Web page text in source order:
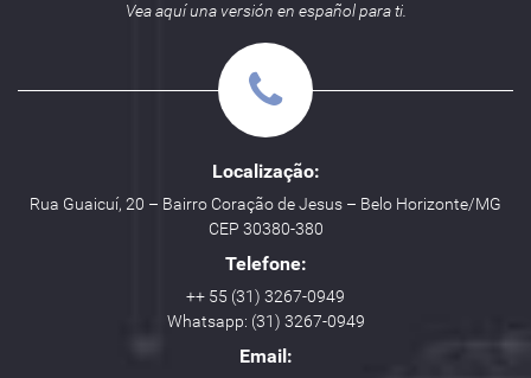
Vea aquí una versión en español para ti.
Localização:
Rua Guaicuí, 20 – Bairro Coração de Jesus – Belo Horizonte/MG
CEP 30380-380
Telefone:
++ 55 (31) 3267-0949
Whatsapp: (31) 3267-0949
Email: